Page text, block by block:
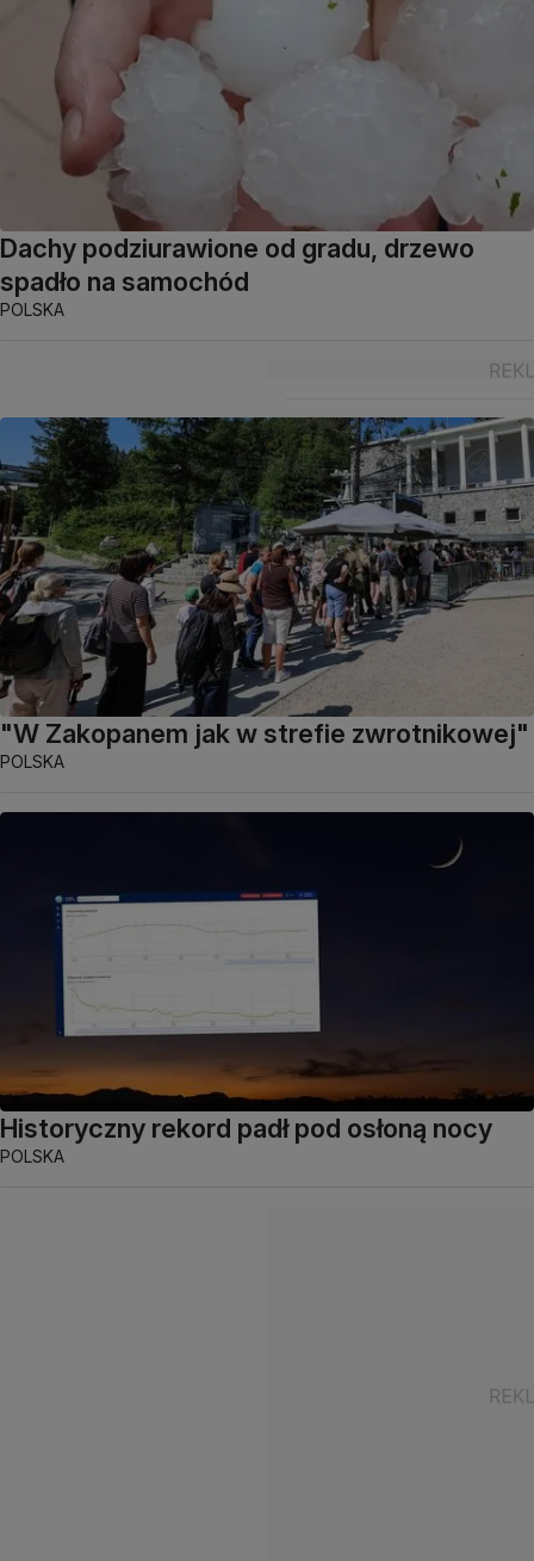
Dachy podziurawione od gradu, drzewo
spadło na samochód
POLSKA
"W Zakopanem jak w strefie zwrotnikowej"
POLSKA
Historyczny rekord padł pod osłoną nocy
POLSKA